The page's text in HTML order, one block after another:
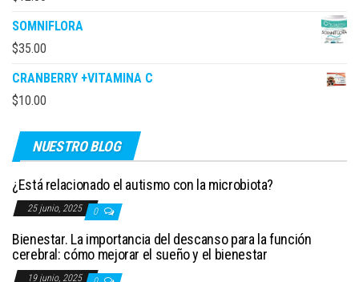
SOMNIFLORA
$35.00
CRANBERRY +VITAMINA C
$10.00
NUESTRO BLOG
¿Está relacionado el autismo con la microbiota?
25 junio, 2025 0
Bienestar. La importancia del descanso para la función
cerebral: cómo mejorar el sueño y el bienestar
19 junio, 2025